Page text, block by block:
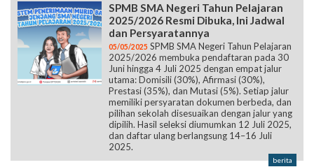
SPMB SMA Negeri Tahun Pelajaran
2025/2026 Resmi Dibuka, Ini Jadwal
dan Persyaratannya
05/05/2025 SPMB SMA Negeri Tahun Pelajaran
2025/2026 membuka pendaftaran pada 30
Juni hingga 4 Juli 2025 dengan empat jalur
utama: Domisili (30%), Afirmasi (30%),
Prestasi (35%), dan Mutasi (5%). Setiap jalur
memiliki persyaratan dokumen berbeda, dan
pilihan sekolah disesuaikan dengan jalur yang
dipilih. Hasil seleksi diumumkan 12 Juli 2025,
dan daftar ulang berlangsung 14–16 Juli
2025.
berita